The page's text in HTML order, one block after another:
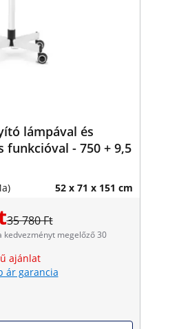
lámpával és
funkcióval - 750 + 9,5
52 x 71 x 151 cm
35 780 Ft
kedvezményt megelőző 30
ajánlat
ár garancia